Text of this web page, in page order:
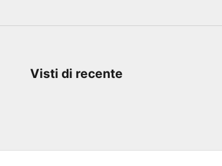
Visti di recente